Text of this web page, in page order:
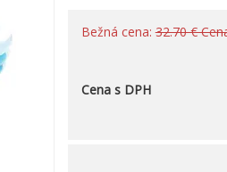
Bežná cena:32.70 €
Cena s DPH